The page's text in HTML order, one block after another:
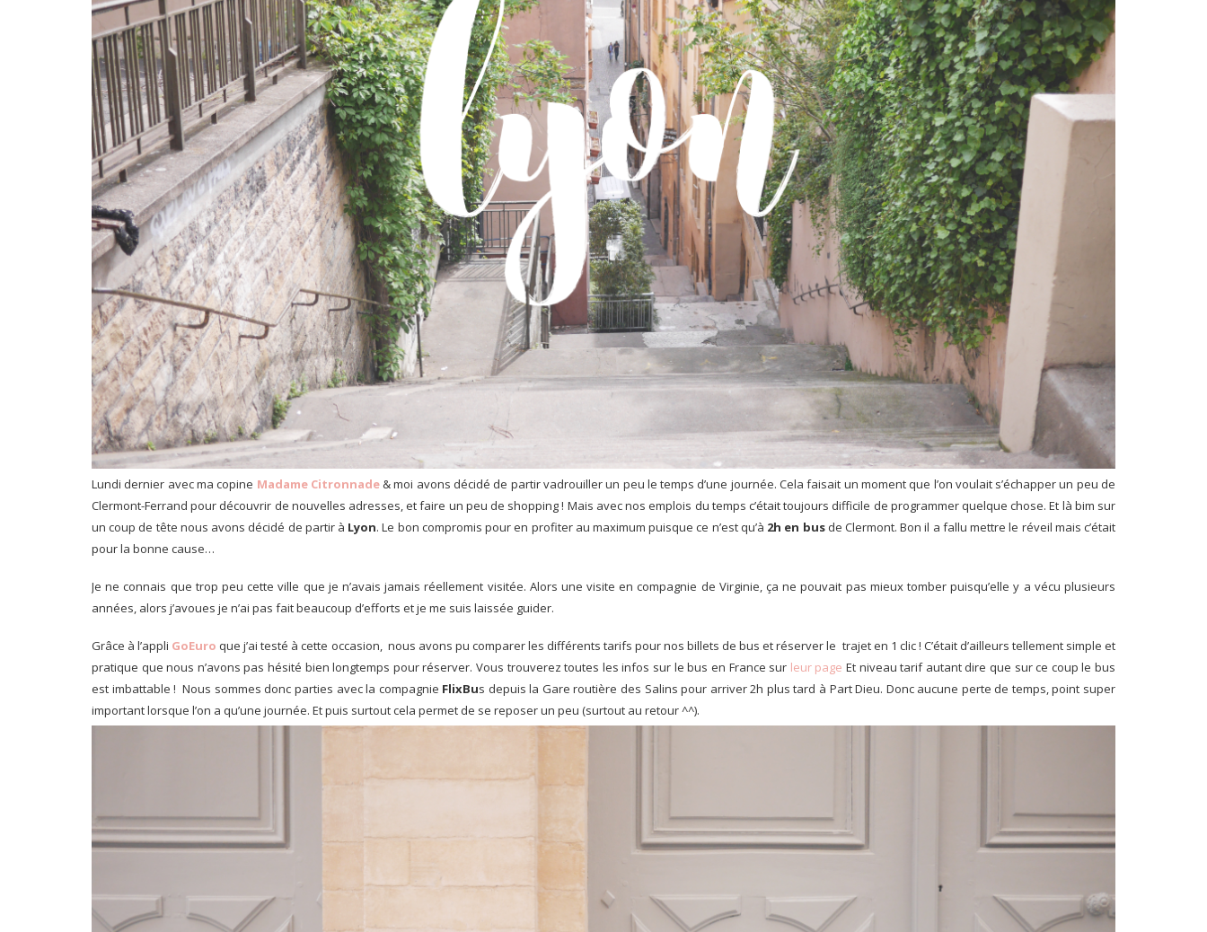
Lundi dernier avec ma copine Madame Citronnade& moi avons décidé de partir vadrouiller un peu le temps d’une journée. Cela faisait un moment que l’on voulait s’échapper un peu de
Clermont-Ferrand pour découvrir de nouvelles adresses, et faire un peu de shopping ! Mais avec nos emplois du temps c’était toujours difficile de programmer quelque chose. Et là bim sur
un coup de tête nous avons décidé de partir à Lyon.Le bon compromis pour en profiter au maximum puisque ce n’est qu’à 2h en busde Clermont. Bon il a fallu mettre le réveil mais c’était
pour la bonne cause…
Je ne connais que trop peu cette ville que je n’avais jamais réellement visitée. Alors une visite en compagnie de Virginie, ça ne pouvait pas mieux tomber puisqu’elle y a vécu plusieurs
années, alors j’avoues je n’ai pas fait beaucoup d’efforts et je me suis laissée guider.
Grâce à l’appli GoEuro que j’ai testé à cette occasion, nous avons pu comparer les différents tarifs pour nos billets de bus et réserver le trajet en 1 clic ! C’était d’ailleurs tellement simple et
pratique que nous n’avons pas hésité bien longtemps pour réserver. Vous trouverez toutes les infos sur le bus en France sur leur page Et niveau tarif autant dire que sur ce coup le bus
est imbattable ! Nous sommes donc parties avec la compagnie FlixBus depuis la Gare routière des Salins pour arriver 2h plus tard à Part Dieu. Donc aucune perte de temps, point super
important lorsque l’on a qu’une journée. Et puis surtout cela permet de se reposer un peu (surtout au retour ^^).